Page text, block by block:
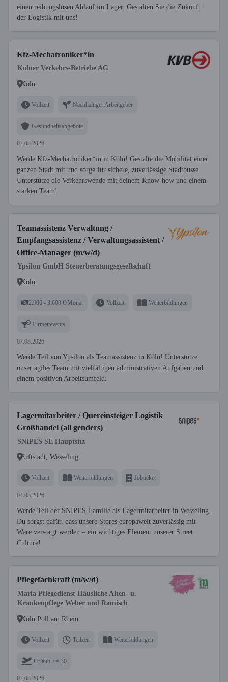
einen reibungslosen Ablauf im Lager. Gestalten Sie die Zukunft
der Logistik mit uns!
Kfz-Mechatroniker*in
Kölner Verkehrs-Betriebe AG
Köln
Vollzeit Nachhaltiger Arbeitgeber
Gesundheitsangebote
07.08.2026
Werde Kfz-Mechatroniker*in in Köln! Gestalte die Mobilität einer
ganzen Stadt mit und sorge für sichere, zuverlässige Stadtbusse.
Unterstütze die Verkehrswende mit deinem Know-how und einem
starken Team!
Teamassistenz Verwaltung /
Empfangsassistenz / Verwaltungsassistent /
Office-Manager (m/w/d)
Ypsilon GmbH Steuerberatungsgesellschaft
Köln
2.900 - 3.600 €/Monat Vollzeit Weiterbildungen
Firmenevents
07.08.2026
Werde Teil von Ypsilon als Teamassistenz in Köln! Unterstütze
unser agiles Team mit vielfältigen administrativen Aufgaben und
einem positiven Arbeitsumfeld.
Lagermitarbeiter / Quereinsteiger Logistik
Großhandel (all genders)
SNIPES SE Hauptsitz
Erftstadt, Wesseling
Vollzeit Weiterbildungen Jobticket
04.08.2026
Werde Teil der SNIPES-Familie als Lagermitarbeiter in Wesseling.
Du sorgst dafür, dass unsere Stores europaweit zuverlässig mit
Ware versorgt werden – ein wichtiges Element unserer Street
Culture!
Pflegefachkraft (m/w/d)
Maria Pflegedienst Häusliche Alten- u.
Krankenpflege Weber und Ramisch
Köln Poll am Rhein
Vollzeit Teilzeit Weiterbildungen
Urlaub >= 30
07.08.2026